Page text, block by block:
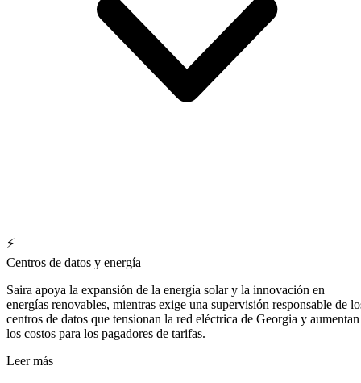
⚡
Centros de datos y energía
Saira apoya la expansión de la energía solar y la innovación en
energías renovables, mientras exige una supervisión responsable de
centros de datos que tensionan la red eléctrica de Georgia y aumentan
los costos para los pagadores de tarifas.
Leer más